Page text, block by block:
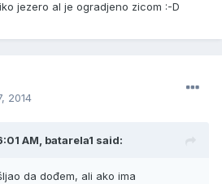
jezero al je ogradjeno zicom :-D
2014
AM, batarela1 said:
da dođem, ali ako ima